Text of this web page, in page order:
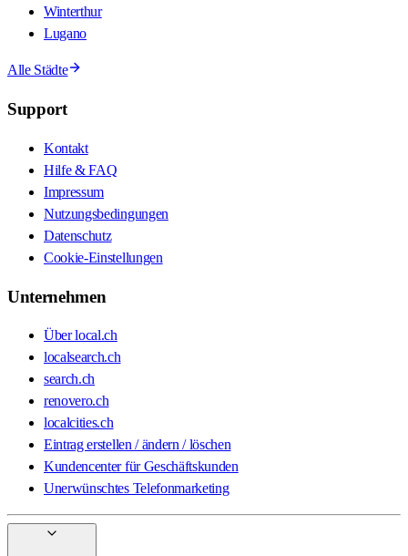
Winterthur
Lugano
Alle Städte
Support
Kontakt
Hilfe & FAQ
Impressum
Nutzungsbedingungen
Datenschutz
Cookie-Einstellungen
Unternehmen
Über local.ch
localsearch.ch
search.ch
renovero.ch
localcities.ch
Eintrag erstellen / ändern / löschen
Kundencenter für Geschäftskunden
Unerwünschtes Telefonmarketing